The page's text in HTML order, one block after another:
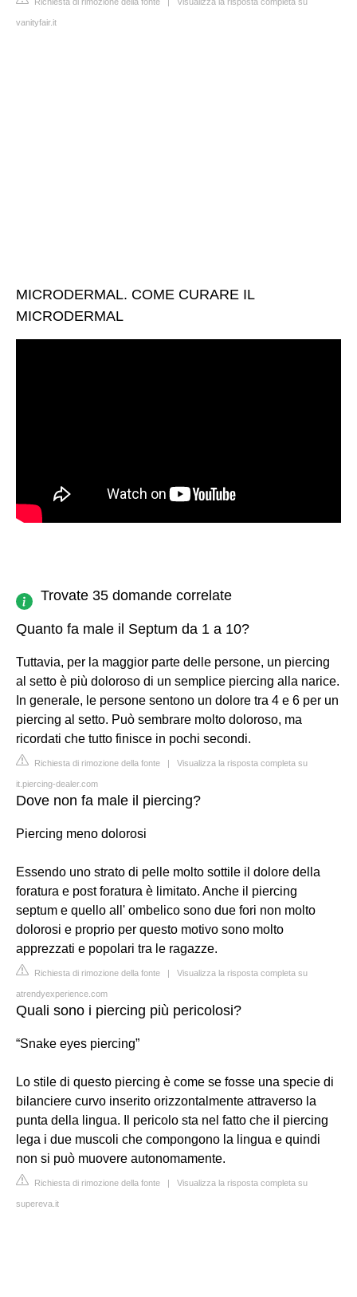
vanityfair.it
MICRODERMAL. COME CURARE IL
MICRODERMAL
Trovate 35 domande correlate
Quanto fa male il Septum da 1 a 10?
Tuttavia, per la maggior parte delle persone, un piercing
al setto è più doloroso di un semplice piercing alla narice.
In generale, le persone sentono un dolore tra 4 e 6 per un
piercing al setto. Può sembrare molto doloroso, ma
ricordati che tutto finisce in pochi secondi.
Richiesta di rimozione della fonte | Visualizza la risposta completa su
it.piercing-dealer.com
Dove non fa male il piercing?
Piercing meno dolorosi
Essendo uno strato di pelle molto sottile il dolore della
foratura e post foratura è limitato. Anche il piercing
septum e quello all' ombelico sono due fori non molto
dolorosi e proprio per questo motivo sono molto
apprezzati e popolari tra le ragazze.
Richiesta di rimozione della fonte | Visualizza la risposta completa su
atrendyexperience.com
Quali sono i piercing più pericolosi?
“Snake eyes piercing”
Lo stile di questo piercing è come se fosse una specie di
bilanciere curvo inserito orizzontalmente attraverso la
punta della lingua. Il pericolo sta nel fatto che il piercing
lega i due muscoli che compongono la lingua e quindi
non si può muovere autonomamente.
Richiesta di rimozione della fonte | Visualizza la risposta completa su
supereva.it